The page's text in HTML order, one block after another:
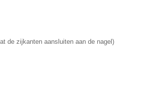
de zijkanten aansluiten aan de nagel)